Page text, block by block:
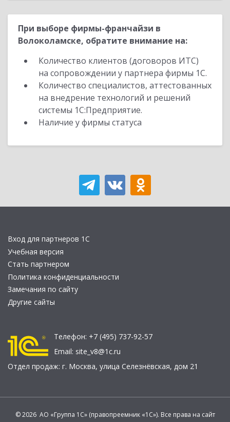
При выборе фирмы-франчайзи в
Волоколамске, обратите внимание на:
Количество клиентов (договоров ИТС)
на сопровождении у партнера фирмы 1С.
Количество специалистов, аттестованных
на внедрение технологий и решений
системы 1С:Предприятие.
Наличие у фирмы статуса
Вход для партнеров 1С
Учебная версия
Стать партнером
Политика конфиденциальности
Замечания по сайту
Другие сайты
Телефон: +7 (495) 737-92-57
Email: site_v8@1c.ru
Отдел продаж: г. Москва, улица Селезнёвская, дом 21
© 2026 АО «Группа 1С» (правопреемник «1С»). Все права на сайт